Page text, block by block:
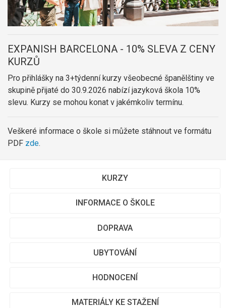
EXPANISH BARCELONA - 10% SLEVA Z CENY
KURZŮ
Pro přihlášky na 3+týdenní kurzy všeobecné španělštiny ve
skupině přijaté do 30.9.2026 nabízí jazyková škola 10%
slevu. Kurzy se mohou konat v jakémkoliv termínu.
Veškeré informace o škole si můžete stáhnout ve formátu
PDF zde.
KURZY
INFORMACE O ŠKOLE
DOPRAVA
UBYTOVÁNÍ
HODNOCENÍ
MATERIÁLY KE STAŽENÍ